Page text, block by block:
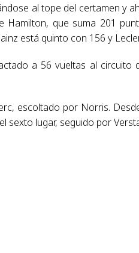
al tope del certamen y
que suma 201
está quinto con 156 y
a 56 vueltas al
escoltado por Norris.
sexto lugar, seguido por